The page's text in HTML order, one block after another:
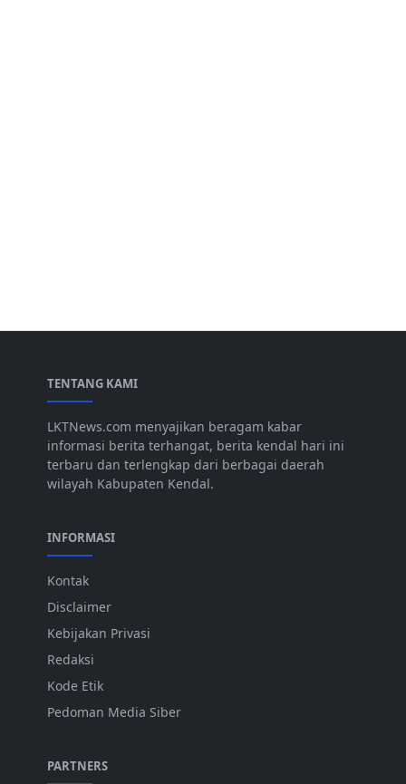
TENTANG KAMI
LKTNews.com menyajikan beragam kabar
informasi berita terhangat, berita kendal hari ini
terbaru dan terlengkap dari berbagai daerah
wilayah Kabupaten Kendal.
INFORMASI
Kontak
Disclaimer
Kebijakan Privasi
Redaksi
Kode Etik
Pedoman Media Siber
PARTNERS